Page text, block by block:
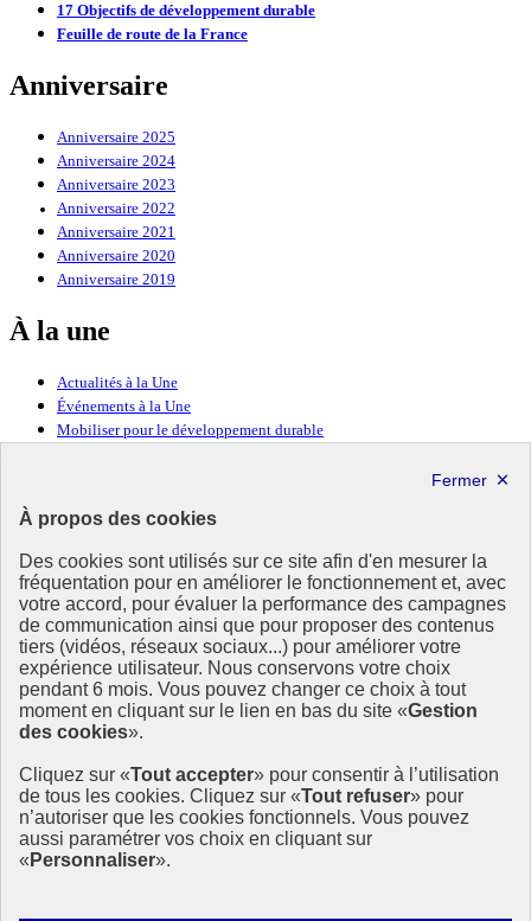
À propos des cookies
Des cookies sont utilisés sur ce site afin d'en mesurer la
fréquentation pour en améliorer le fonctionnement et, avec
votre accord, pour évaluer la performance des campagnes
de communication ainsi que pour proposer des contenus
tiers (vidéos, réseaux sociaux...) pour améliorer votre
expérience utilisateur. Nous conservons votre choix
pendant 6 mois. Vous pouvez changer ce choix à tout
moment en cliquant sur le lien en bas du site «Gestion
des cookies».
Cliquez sur «Tout accepter» pour consentir à l’utilisation
de tous les cookies. Cliquez sur «Tout refuser» pour
n’autoriser que les cookies fonctionnels. Vous pouvez
aussi paramétrer vos choix en cliquant sur
« Personnaliser».
17 Objectifs de développement durable
Feuille de route de la France
Anniversaire
Anniversaire 2025
Anniversaire 2024
Anniversaire 2023
Anniversaire 2022
Anniversaire 2021
Anniversaire 2020
Anniversaire 2019
À la une
Actualités à la Une
Événements à la Une
Mobiliser pour le développement durable
Ressources
Ressources
La Méth’ODD
Gouvernement
Ce site propose l’information de référence concernant l’Agenda
2030 et la feuille de route de la France. Il valorise la mobilisation de
tous les acteurs.
info.gouv.fr- ouvre une nouvelle fenêtre
service-public.fr - ouvre une nouvelle fenêtre
legifrance.gouv.fr- ouvre une nouvelle fenêtre
data.gouv.fr- ouvre une nouvelle fenêtre
Plan du site
Mentions légales